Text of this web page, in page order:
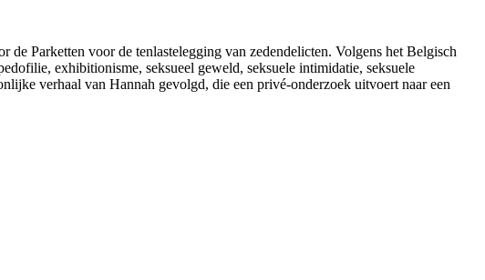
Parketten voor de tenlastelegging van zedendelicten. Volgens het Belgisch
exhibitionisme, seksueel geweld, seksuele intimidatie, seksuele
verhaal van Hannah gevolgd, die een privé-onderzoek uitvoert naar een